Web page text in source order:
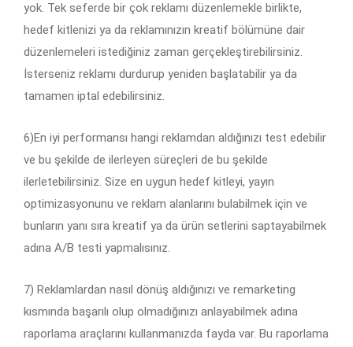
yok. Tek seferde bir çok reklamı düzenlemekle birlikte,
hedef kitlenizi ya da reklamınızın kreatif bölümüne dair
düzenlemeleri istediğiniz zaman gerçekleştirebilirsiniz.
İsterseniz reklamı durdurup yeniden başlatabilir ya da
tamamen iptal edebilirsiniz.
6)En iyi performansı hangi reklamdan aldığınızı test edebilir
ve bu şekilde de ilerleyen süreçleri de bu şekilde
ilerletebilirsiniz. Size en uygun hedef kitleyi, yayın
optimizasyonunu ve reklam alanlarını bulabilmek için ve
bunların yanı sıra kreatif ya da ürün setlerini saptayabilmek
adına A/B testi yapmalısınız.
7) Reklamlardan nasıl dönüş aldığınızı ve remarketing
kısmında başarılı olup olmadığınızı anlayabilmek adına
raporlama araçlarını kullanmanızda fayda var. Bu raporlama